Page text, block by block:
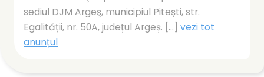
sediul DJM Argeş, municipiul Pitești, str.
Egalității, nr. 50A, județul Argeș. [...] vezi tot
anunțul